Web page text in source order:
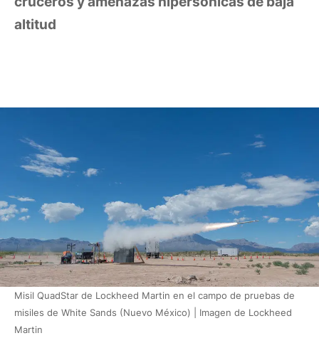
altitud
Misil QuadStar de Lockheed Martin en el campo de pruebas de
misiles de White Sands (Nuevo México) | Imagen de Lockheed
Martin